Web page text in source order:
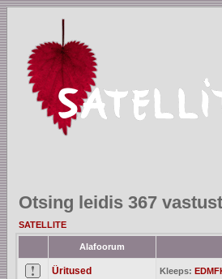
Otsing leidis 367 vastust
SATELLITE
Alafoorum
Üritused Kleeps: